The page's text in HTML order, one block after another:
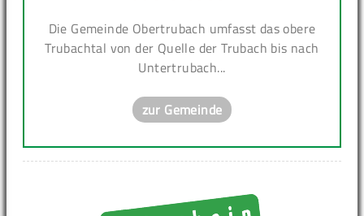
Die Gemeinde Obertrubach umfasst das obere
Trubachtal von der Quelle der Trubach bis nach
Untertrubach...
zur Gemeinde